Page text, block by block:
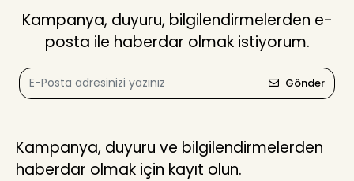
Kampanya, duyuru, bilgilendirmelerden e-
posta ile haberdar olmak istiyorum.
Gönder
Kampanya, duyuru ve bilgilendirmelerden
haberdar olmak için kayıt olun.